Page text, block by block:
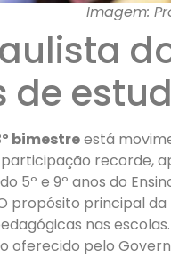
Imagem:
de
bimestreestá
recorde,
5º e 9º anos do
propósito principal
nas
oferecido pelo